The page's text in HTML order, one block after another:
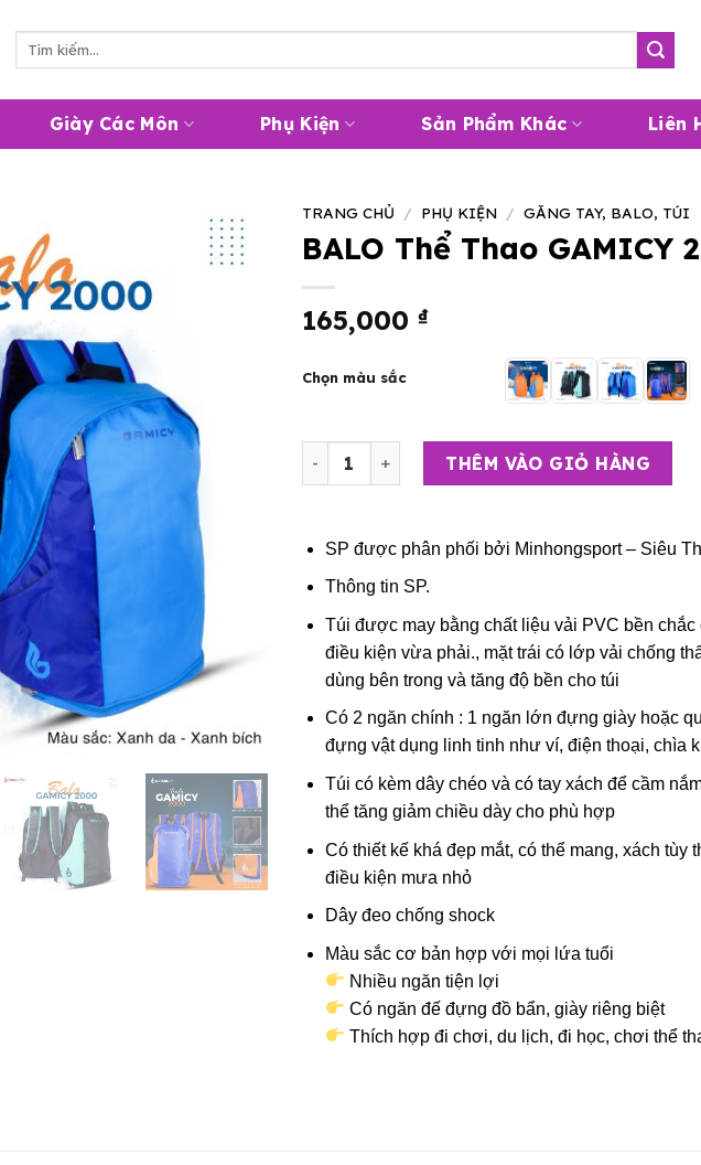
Tìm
Giày Các Môn Phụ Kiện Sản Phẩm Khác Liên
TRANG CHỦ / PHỤ KIỆN / GĂNG TAY, BALO, TÚI
BALO Thể Thao GAMICY
165,000 ₫
Chọn màu sắc
BALO Thể Thao GAMICY 2000 số lượng
THÊM VÀO GIỎ HÀNG
SP được phân phối bởi Minhongsport – Siêu
Thông tin SP.
Túi được may bằng chất liệu vải PVC bền
điều kiện vừa phải., mặt trái có lớp vải chống
dùng bên trong và tăng độ bền cho túi
Có 2 ngăn chính : 1 ngăn lớn đựng giày hoặc
đựng vật dụng linh tinh như ví, điện thoại, chìa
Túi có kèm dây chéo và có tay xách để cầm
thể tăng giảm chiều dày cho phù hợp
Có thiết kế khá đẹp mắt, có thể mang, xách tùy
điều kiện mưa nhỏ
Dây đeo chống shock
Màu sắc cơ bản hợp với mọi lứa tuổi
Nhiều ngăn tiện lợi
Có ngăn đế đựng đồ bẩn, giày riêng biệt
Thích hợp đi chơi, du lịch, đi học, chơi thể